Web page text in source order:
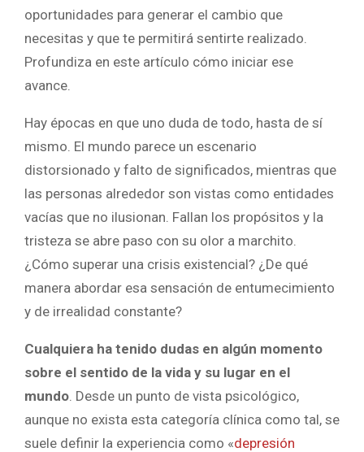
oportunidades para generar el cambio que
necesitas y que te permitirá sentirte realizado.
Profundiza en este artículo cómo iniciar ese
avance.
Hay épocas en que uno duda de todo, hasta de sí
mismo. El mundo parece un escenario
distorsionado y falto de significados, mientras que
las personas alrededor son vistas como entidades
vacías que no ilusionan. Fallan los propósitos y la
tristeza se abre paso con su olor a marchito.
¿Cómo superar una crisis existencial? ¿De qué
manera abordar esa sensación de entumecimiento
y de irrealidad constante?
Cualquiera ha tenido dudas en algún momento
sobre el sentido de la vida y su lugar en el
mundo. Desde un punto de vista psicológico,
aunque no exista esta categoría clínica como tal, se
suele definir la experiencia como «depresión